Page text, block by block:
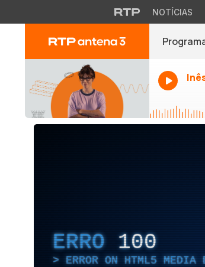
NOTÍCIAS
ERRO 100
ERROR ON HTML5 MEDIA